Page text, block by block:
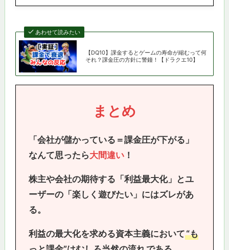
あわせて読みたい
【DQ10】課金するとゲームの寿命が縮むって何
それ？課金圧の方針に警鐘！【ドラクエ10】
まとめ
「会社が儲かっている＝課金圧が下がる」
なんて思ったら大間違い ！
株主や会社の期待する「利益最大化」とユ
ーザーの「楽しく遊びたい」にはズレがあ
る。
利益の最大化を求める資本主義において“も